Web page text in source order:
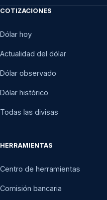
COTIZACIONES
Dólar hoy
Actualidad del dólar
Dólar observado
Dólar histórico
Todas las divisas
HERRAMIENTAS
Centro de herramientas
Comisión bancaria